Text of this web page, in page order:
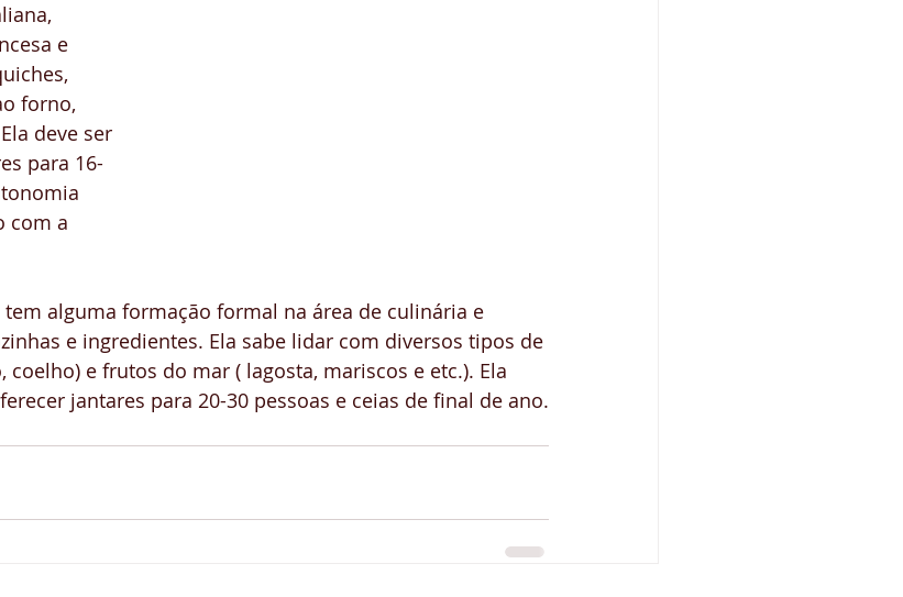
e
forno,
deve ser
para 16-
com a
tem alguma formação formal na área de culinária e
e ingredientes. Ela sabe lidar com diversos tipos de
coelho) e frutos do mar ( lagosta, mariscos e etc.). Ela
jantares para 20-30 pessoas e ceias de final de ano.